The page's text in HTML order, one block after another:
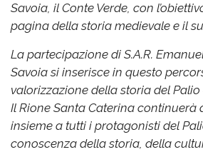
Savoia, il Conte Verde, con
pagina della storia medievale e il
La partecipazione di S.A.R.
Savoia si inserisce in questo
valorizzazione della storia del Palio
Il Rione Santa Caterina continuerà
insieme a tutti i protagonisti del
conoscenza della storia, della